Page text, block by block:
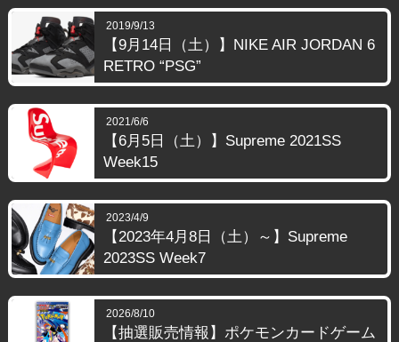
2019/9/13
【9月14日（土）】NIKE AIR JORDAN 6
RETRO “PSG”
2021/6/6
【6月5日（土）】Supreme 2021SS
Week15
2023/4/9
【2023年4月8日（土）～】Supreme
2023SS Week7
2026/8/10
【抽選販売情報】ポケモンカードゲーム